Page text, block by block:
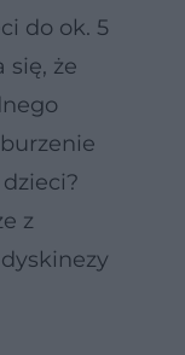
do ok. 5
się, że
z